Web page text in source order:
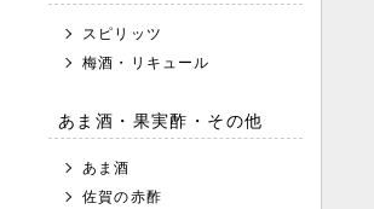
スピリッツ
梅酒・リキュール
あま酒・果実酢・その他
あま酒
佐賀の赤酢